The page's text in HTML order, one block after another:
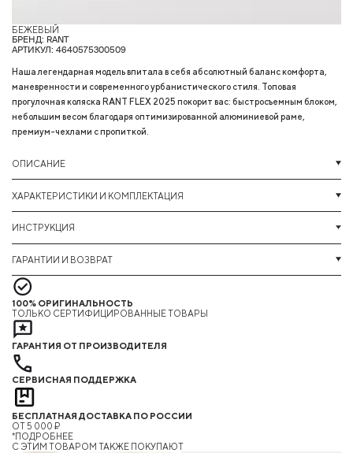
БЕЖЕВЫЙ
БРЕНД: RANT
АРТИКУЛ: 4640575300509
Наша легендарная модель впитала в себя абсолютный баланс комфорта,
маневренности и современного урбанистического стиля. Топовая
прогулочная коляска RANT FLEX 2025 покорит вас: быстросъемным блоком,
небольшим весом благодаря оптимизированной алюминиевой раме,
премиум-чехлами с пропиткой.
ОПИСАНИЕ
ХАРАКТЕРИСТИКИ И КОМПЛЕКТАЦИЯ
ИНСТРУКЦИЯ
ГАРАНТИИ И ВОЗВРАТ
100% ОРИГИНАЛЬНОСТЬ
ТОЛЬКО СЕРТИФИЦИРОВАННЫЕ ТОВАРЫ
ГАРАНТИЯ ОТ ПРОИЗВОДИТЕЛЯ
СЕРВИСНАЯ ПОДДЕРЖКА
БЕСПЛАТНАЯ ДОСТАВКА ПО РОССИИ
ОТ 5 000 ₽
*ПОДРОБНЕЕ
C ЭТИМ ТОВАРОМ ТАКЖЕ ПОКУПАЮТ